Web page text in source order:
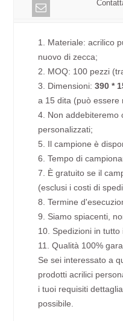
1. Materiale: acrilico
nuovo di zecca;
2. MOQ: 100 pezzi
3. Dimensioni:390 *
a 15 dita (può essere
4. Non addebiteremo
personalizzati;
5. Il campione è
6. Tempo di
7. È gratuito se il
(esclusi i costi di
8. Termine
9. Siamo spiacenti,
10. Spedizioni in
11. Qualità 100%
Se sei interessato a
prodotti acrilici
i tuoi requisiti
possibile.